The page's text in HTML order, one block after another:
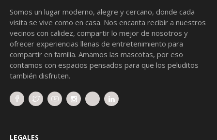
Somos un lugar moderno, alegre y cercano, donde cada
visita se vive como en casa. Nos encanta recibir a nuestros
vecinos con calidez, compartir lo mejor de nosotros y
ofrecer experiencias llenas de entretenimiento para
compartir en familia. Amamos las mascotas, por eso
contamos con espacios pensados para que los peluditos
también disfruten.
LEGALES